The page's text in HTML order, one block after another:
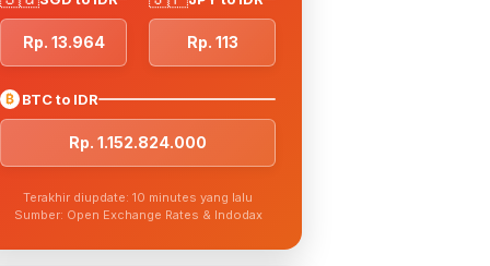
Rp. 13.964 Rp. 113
₿ BTC to IDR
Rp. 1.152.824.000
Terakhir diupdate: 10 minutes yang lalu
Sumber: Open Exchange Rates & Indodax